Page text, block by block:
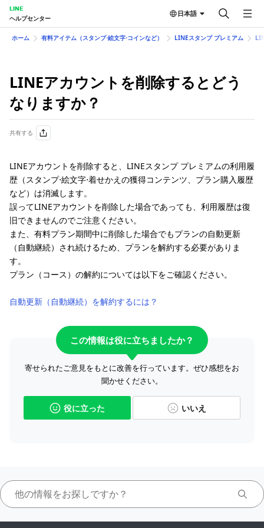
LINE
ヘルプセンター
日本語
ホーム 有料アイテム（スタンプ⋅絵文字⋅コインなど） LINEスタンプ プレミアム
LINEアカウントを削除するとどう
なりますか？
共有する
LINEアカウントを削除すると、LINEスタンプ プレミアムの利用履
歴（スタンプ⋅絵文字⋅着せかえの獲得コンテンツ、プラン購入履歴
など）は消滅します。
誤ってLINEアカウントを削除した場合であっても、利用履歴は復
旧できませんのでご注意ください。
また、有料プラン期間中に削除した場合でもプランの自動更新
（自動継続）され続けるため、プランを解約する必要がありま
す。
プラン（コース）の解約については以下をご確認ください。
自動更新（自動継続）を解約するには？
この情報は役に立ちましたか？
寄せられたご意見をもとに改善を行っています。ぜひ感想をお
聞かせください。
役に立った いいえ